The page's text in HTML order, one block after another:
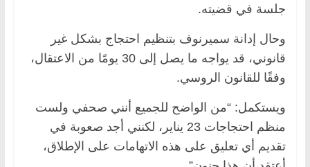
جلسة في قضيته.
وحال إدانة سميرنوف بتنظيم احتجاج بشكل غير
قانوني، قد يواجه ما يصل إلى 30 يومًا من الاعتقال،
وفقًا للقانون الروسي.
ويستكمل: “من الواضح للجميع أنني صحفي ولست
منظم احتجاجات 23 يناير، لكنني أجد صعوبة في
تقديم أي تعليق على هذه الاتهامات على الإطلاق،